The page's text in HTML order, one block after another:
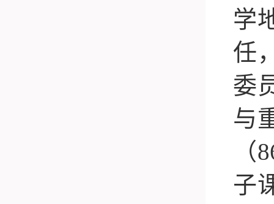
学
任
委
与
（
子